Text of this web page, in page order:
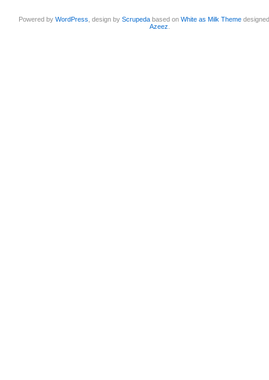
Powered byWordPress , design byScrupeda based onWhite as Milk Theme
Azeez